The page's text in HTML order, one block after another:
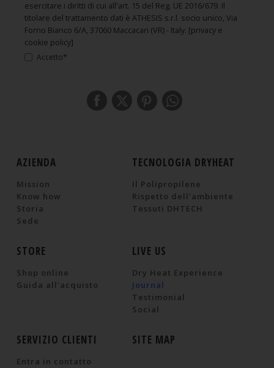
esercitare i diritti di cui all'art. 15 del Reg. UE 2016/679. Il
titolare del trattamento dati è ATHESIS s.r.l. socio unico, Via
Forno Bianco 6/A, 37060 Maccacari (VR) - Italy. [privacy e
cookie policy]
Accetto*
AZIENDA
Mission
Know how
Storia
Sede
TECNOLOGIA DRYHEAT
Il Polipropilene
Rispetto dell'ambiente
Tessuti DHTECH
STORE
Shop online
Guida all'acquisto
LIVE US
Dry Heat Experience
Journal
Testimonial
Social
SERVIZIO CLIENTI
Entra in contatto
SITE MAP